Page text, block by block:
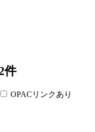
件
OPACリンクあり